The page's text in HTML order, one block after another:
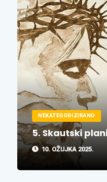
NEKATEGORIZIRANO
5. Skautski
10. OŽUJKA 2025.